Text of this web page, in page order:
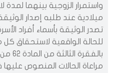
واستمرار الزوجية بينهما
ميلادية عند طلبه إصدار
تصدر الوثيقة بأسماء أفراد
للحالة الواقعية لاستحقاق
مراعاة الحالات المنصوص